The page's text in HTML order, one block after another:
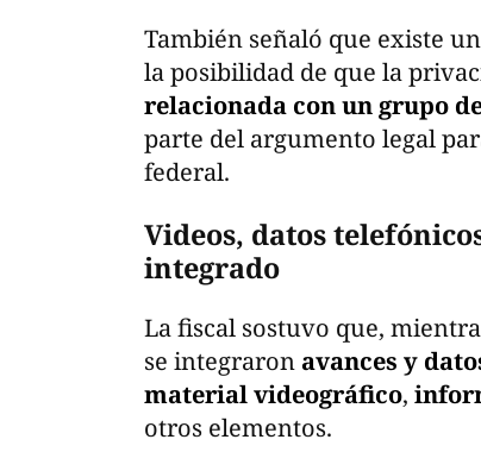
También señaló que existe
la posibilidad de que la
relacionada con un grupo
parte del argumento legal
federal.
Videos, datos
integrado
La fiscal sostuvo que,
se integraron avances y
material videográfico,
otros elementos.